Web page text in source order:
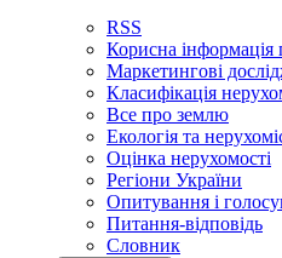
RSS
Корисна інформація
Маркетингові
Класифікація
Все про землю
Екологія та
Оцінка нерухомості
Регіони України
Опитування і
Питання-відповідь
Словник